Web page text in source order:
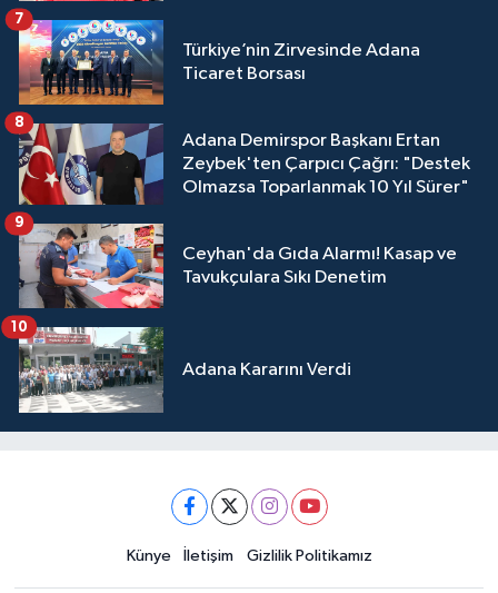
Türkiye’nin Zirvesinde Adana
Ticaret Borsası
7
Adana Demirspor Başkanı Ertan
Zeybek'ten Çarpıcı Çağrı: "Destek
Olmazsa Toparlanmak 10 Yıl Sürer"
8
Ceyhan'da Gıda Alarmı! Kasap ve
Tavukçulara Sıkı Denetim
9
Adana Kararını Verdi
10
Künye İletişim Gizlilik Politikamız